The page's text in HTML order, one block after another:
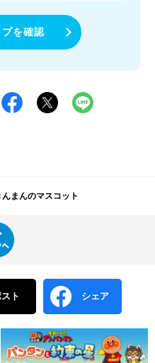
を確認
まんのマスコット
ト シェア